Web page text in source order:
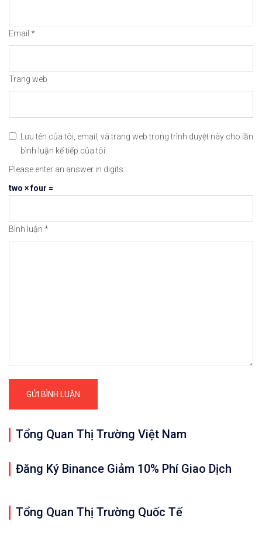
Mở tài khoản
Đừng quên chia sẻ bài viết
🔗https://chungkhoanforex.com/18-10-2020-vang-
Email *
Trang web
Lưu tên của tôi, email, và trang web trong trình duyệt này cho lần
bình luận kế tiếp của tôi.
Please enter an answer in digits:
two × four =
Bình luận *
Tổng Quan Thị Trường Việt Nam
Đăng Ký Binance Giảm 10% Phí Giao Dịch
Tổng Quan Thị Trường Quốc Tế